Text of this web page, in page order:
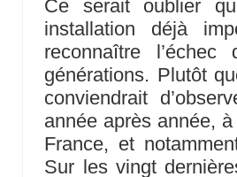
Ce serait oublier
installation déjà
reconnaître l’échec
générations. Plutôt
conviendrait
année après année,
France, et
Sur les vingt